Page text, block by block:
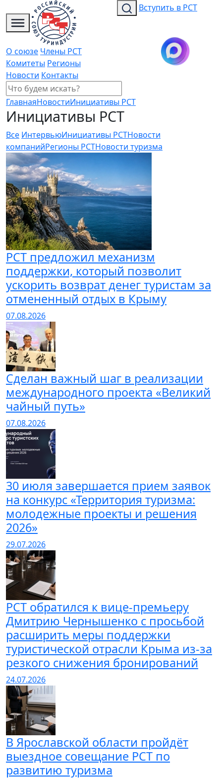
О союзе Члены РСТ
Комитеты Регионы
Новости Контакты
Вступить в РСТ
ГлавнаяНовостиИнициативы РСТ
Инициативы РСТ
Все ИнтервьюИнициативы РСТНовости
компанийРегионы РСТНовости туризма
РСТ предложил механизм
поддержки, который позволит
ускорить возврат денег туристам за
отмененный отдых в Крыму
07.08.2026
Сделан важный шаг в реализации
международного проекта «Великий
чайный путь»
07.08.2026
30 июля завершается прием заявок
на конкурс «Территория туризма:
молодежные проекты и решения
2026»
29.07.2026
РСТ обратился к вице-премьеру
Дмитрию Чернышенко с просьбой
расширить меры поддержки
туристической отрасли Крыма из-за
резкого снижения бронирований
24.07.2026
В Ярославской области пройдёт
выездное совещание РСТ по
развитию туризма